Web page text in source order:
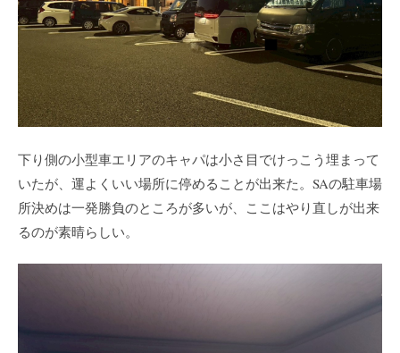
下り側の小型車エリアのキャパは小さ目でけっこう埋まって
いたが、運よくいい場所に停めることが出来た。SAの駐車場
所決めは一発勝負のところが多いが、ここはやり直しが出来
るのが素晴らしい。